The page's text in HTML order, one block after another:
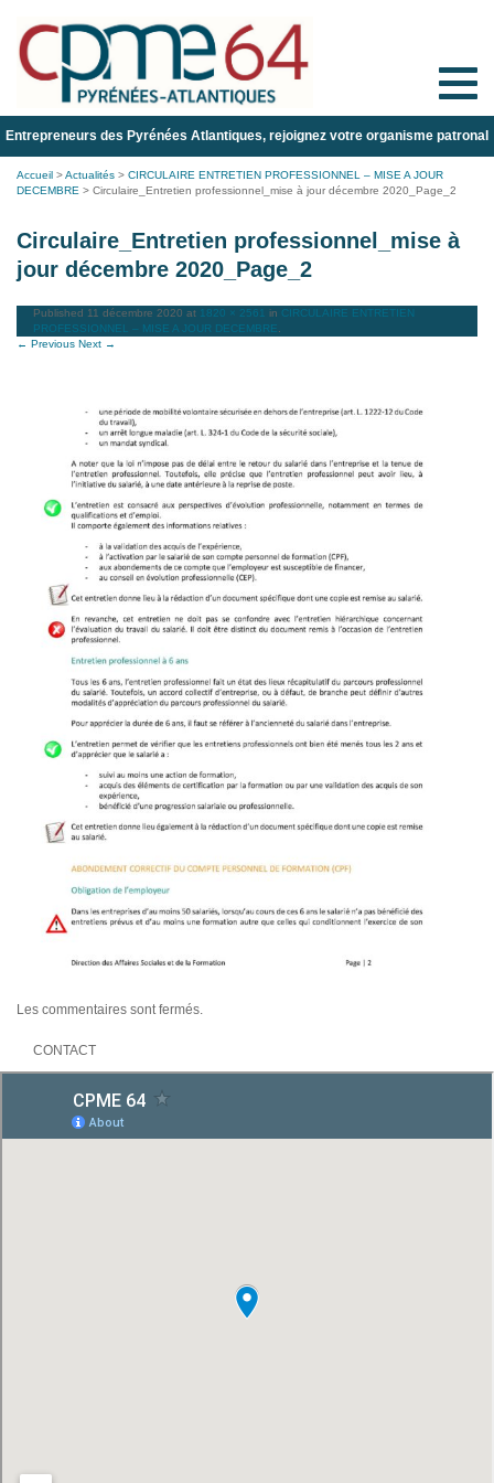
Toggle
Entrepreneurs des Pyrénées Atlantiques, rejoignez votre organisme patronal
Accueil >Actualités > CIRCULAIRE ENTRETIEN PROFESSIONNEL – MISE A JOUR
DECEMBRE > Circulaire_Entretien professionnel_mise à jour décembre 2020_Page_2
Circulaire_Entretien professionnel_mise à
jour décembre 2020_Page_2
Published 11 décembre 2020 at 1820 × 2561 in CIRCULAIRE ENTRETIEN
PROFESSIONNEL – MISE A JOUR DECEMBRE
← Previous Next →
Les commentaires sont fermés.
CONTACT